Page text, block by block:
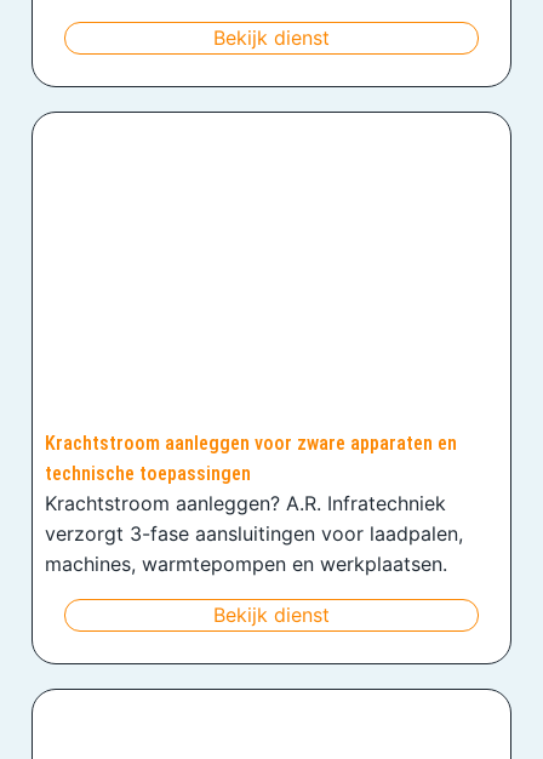
Bekijk dienst
Krachtstroom aanleggen voor zware apparaten en
technische toepassingen
Krachtstroom aanleggen? A.R. Infratechniek
verzorgt 3-fase aansluitingen voor laadpalen,
machines, warmtepompen en werkplaatsen.
Bekijk dienst